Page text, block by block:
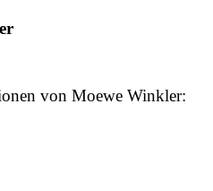
von Moewe Winkler: